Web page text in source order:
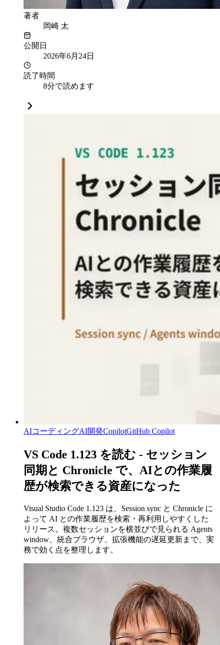
著者
岡崎 太
公開日
2026年6月24日
読了時間
8分で読めます
AIコーディングAI開発CopilotGitHub Copilot
VS Code 1.123 を読む - セッション
同期と Chronicle で、AIとの作業履
歴が検索できる資産になった
Visual Studio Code 1.123 は、Session sync と Chronicle に
よって AI との作業履歴を検索・再利用しやすくした
リリース。複数セッションを横並びで見られる Agents
window、統合ブラウザ、拡張機能の遅延更新まで、実
務で効く点を整理します。